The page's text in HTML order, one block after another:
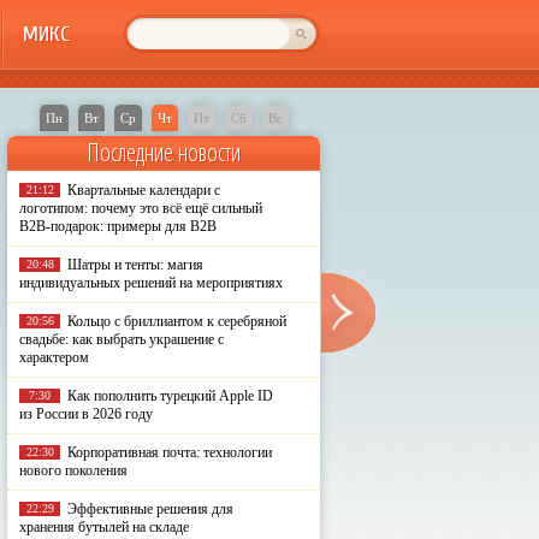
МИКС
Пн Вт Ср Чт Пт Сб Вс
Последние новости
21:12
Квартальные календари с
логотипом: почему это всё ещё сильный
B2B-подарок: примеры для B2B
20:48
Шатры и тенты: магия
индивидуальных решений на мероприятиях
20:56
Кольцо с бриллиантом к серебряной
свадьбе: как выбрать украшение с
характером
7:30
Как пополнить турецкий Apple ID
из России в 2026 году
22:30
Корпоративная почта: технологии
нового поколения
22:29
Эффективные решения для
хранения бутылей на складе